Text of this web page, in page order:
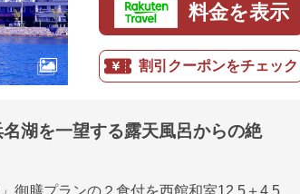
料金を表示
割引クーポンをチェック
湖を一望する露天風呂からの絶
御膳プランの２食付を西館和室12.5＋4.5